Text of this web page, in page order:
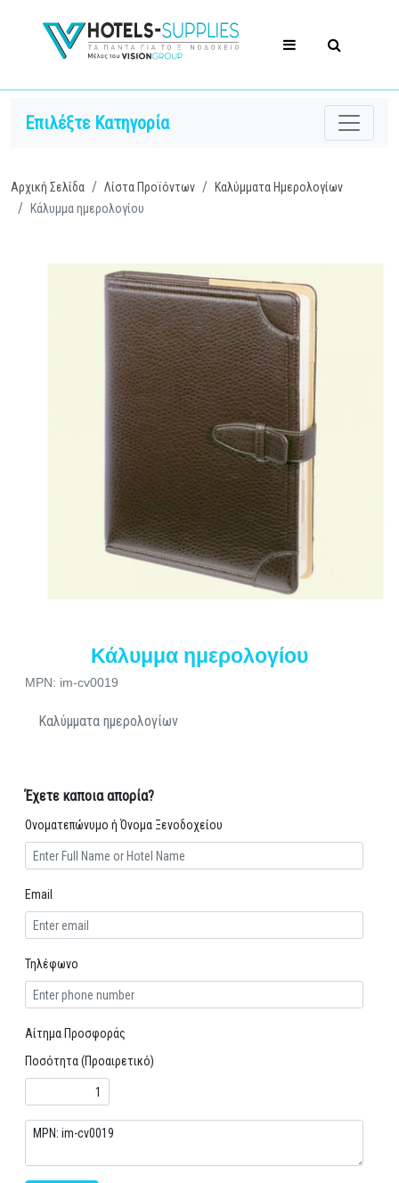
Επιλέξτε Κατηγορία
Αρχική Σελίδα Λίστα Προϊόντων
Καλύμματα Ημερολογίων
Κάλυμμα ημερολογίου
Κάλυμμα ημερολογίου
MPN: im-cv0019
Καλύμματα ημερολογίων
Έχετε καποια απορία?
Ονοματεπώνυμο ή Όνομα Ξενοδοχείου
Email
Τηλέφωνο
Αίτημα Προσφοράς
Ποσότητα (Προαιρετικό)